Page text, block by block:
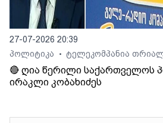
27-07-2026 20:39
პოლიტიკა
• ტელეკომპანია
🔴 ღია წერილი საქართველოს
ირაკლი კობახიძეს